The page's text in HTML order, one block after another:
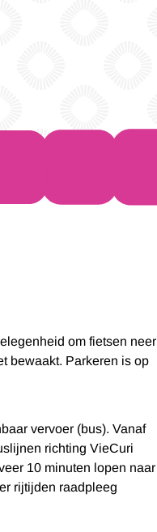
om fietsen neer
bewaakt. Parkeren is op
vervoer (bus). Vanaf
richting VieCuri
10 minuten lopen naar
rijtijden raadpleeg